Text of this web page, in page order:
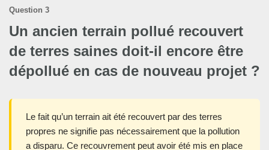
Question 3
Un ancien terrain pollué recouvert
de terres saines doit-il encore être
dépollué en cas de nouveau projet ?
Le fait qu’un terrain ait été recouvert par des terres
propres ne signifie pas nécessairement que la pollution
a disparu. Ce recouvrement peut avoir été mis en place